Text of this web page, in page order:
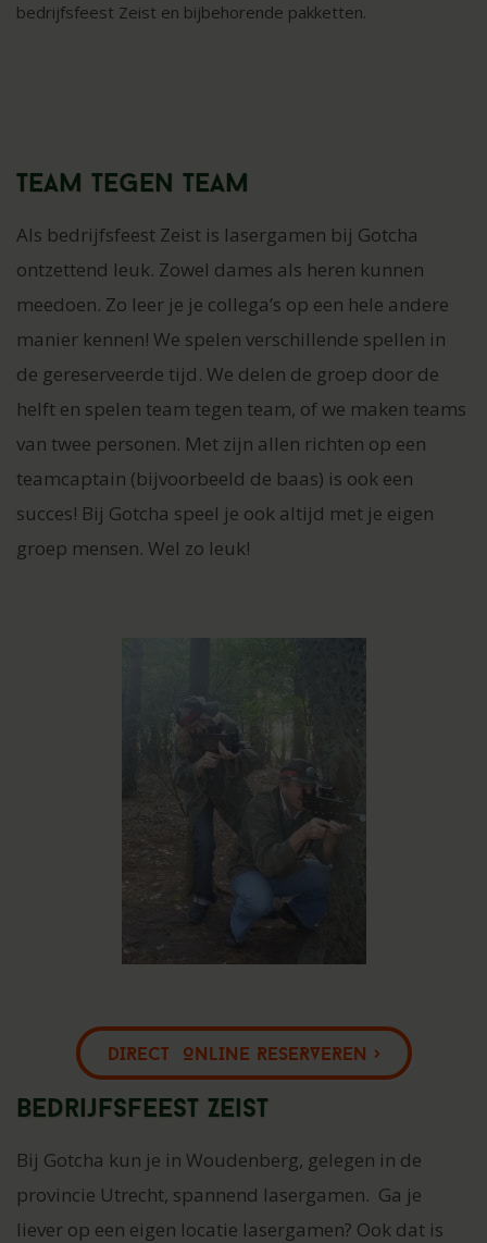
bedrijfsfeest Zeist en bijbehorende pakketten.
Team tegen team
Als bedrijfsfeest Zeist is lasergamen bij Gotcha
ontzettend leuk. Zowel dames als heren kunnen
meedoen. Zo leer je je collega’s op een hele andere
manier kennen! We spelen verschillende spellen in
de gereserveerde tijd. We delen de groep door de
helft en spelen team tegen team, of we maken teams
van twee personen. Met zijn allen richten op een
teamcaptain (bijvoorbeeld de baas) is ook een
succes! Bij Gotcha speel je ook altijd met je eigen
groep mensen. Wel zo leuk!
DIRECT ONLINE RESERVEREN >
Bedrijfsfeest Zeist
Bij Gotcha kun je in Woudenberg, gelegen in de
provincie Utrecht, spannend lasergamen. Ga je
liever op een eigen locatie lasergamen? Ook dat is